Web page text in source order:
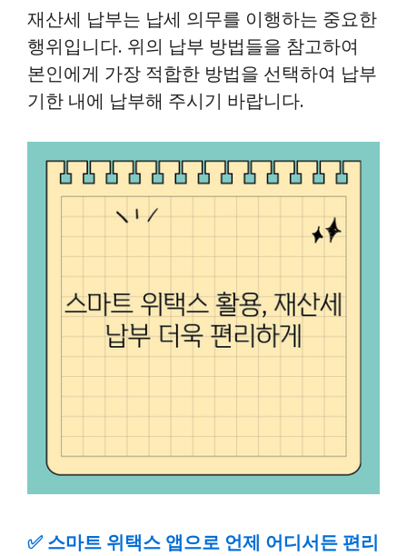
재산세 납부는 납세 의무를 이행하는 중요한
행위입니다. 위의 납부 방법들을 참고하여
본인에게 가장 적합한 방법을 선택하여 납부
기한 내에 납부해 주시기 바랍니다.
✅ 스마트 위택스 앱으로 언제 어디서든 편리